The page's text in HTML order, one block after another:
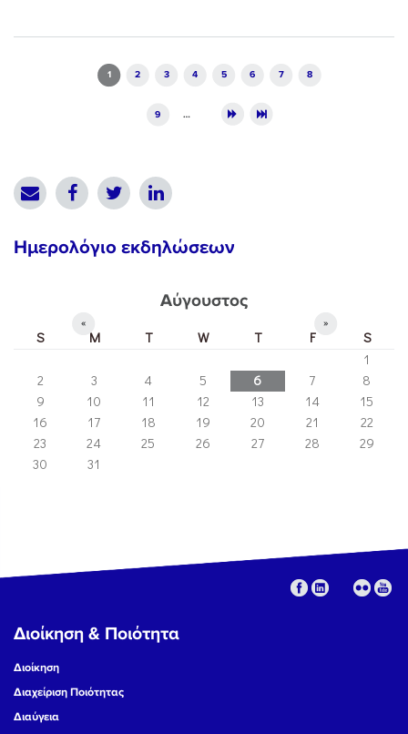
1 2 3 4 5 6 7 8
9 …
Ημερολόγιο εκδηλώσεων
Αύγουστος
« »
S M T W T F
S
1
2
3 4 5 6 7
8
9
10 11 12 13 14
15
16
17 18 19 20 21
22
23
24 25 26 27 28
29
30
31
Διοίκηση & Ποιότητα
Διοίκηση
Διαχείριση Ποιότητας
Διαύγεια